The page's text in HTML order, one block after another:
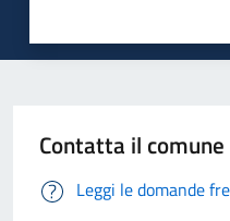
Contatta il comune
Leggi le domande